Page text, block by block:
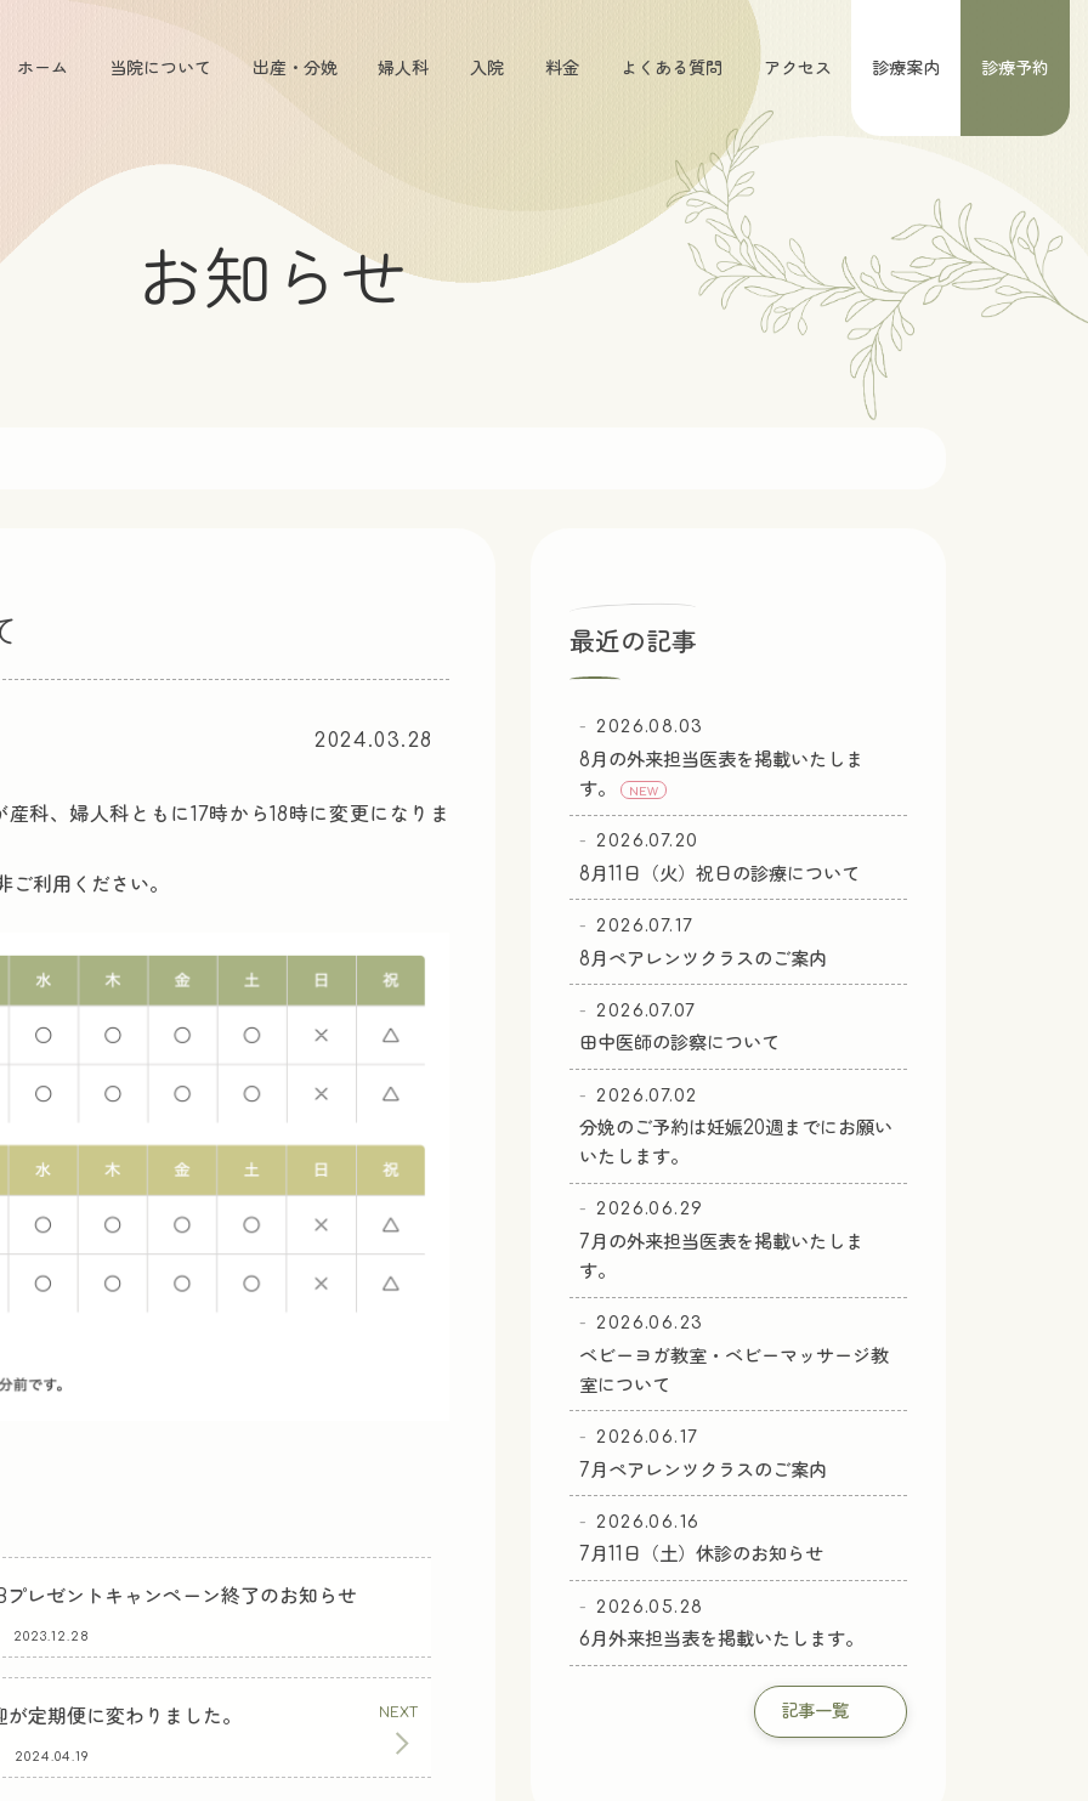
ホーム 当院について 出産・分娩 婦人科 入院 料金 よくある質問 アクセス 診療案内 診療予約
お知らせ
2024.03.28
科、婦人科ともに17時から18時に変更になりま
利用ください。
レゼントキャンペーン終了のお知らせ
2023.12.28
定期便に変わりました。
2024.04.19
最近の記事
2026.08.03
8月の外来担当医表を掲載いたしま
す。
NEW
2026.07.20
8月11日（火）祝日の診療について
2026.07.17
8月ペアレンツクラスのご案内
2026.07.07
田中医師の診察について
2026.07.02
分娩のご予約は妊娠20週までにお願い
いたします。
2026.06.29
7月の外来担当医表を掲載いたしま
す。
2026.06.23
ベビーヨガ教室・ベビーマッサージ教
室について
2026.06.17
7月ペアレンツクラスのご案内
2026.06.16
7月11日（土）休診のお知らせ
2026.05.28
6月外来担当表を掲載いたします。
記事一覧